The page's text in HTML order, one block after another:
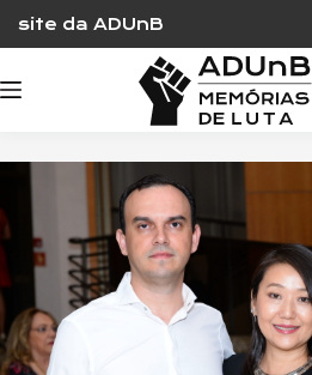
content
site da ADUnB